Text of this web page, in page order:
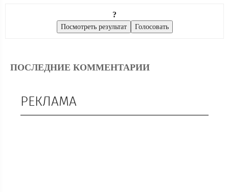
?
ПОСЛЕДНИЕ КОММЕНТАРИИ
РЕКЛАМА